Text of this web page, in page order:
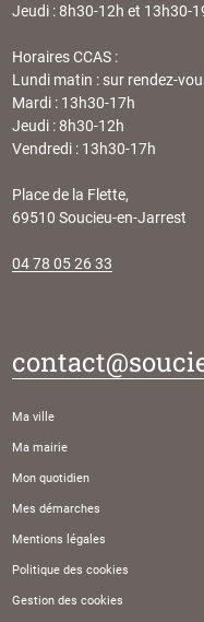
Jeudi : 8h30-12h et 13h30-
Horaires CCAS :
Lundi matin : sur rendez-
Mardi : 13h30-17h
Jeudi : 8h30-12h
Vendredi : 13h30-17h
Place de la Flette,
69510 Soucieu-en-Jarrest
04 78 05 26 33
Ma ville
Ma mairie
Mon quotidien
Mes démarches
Mentions légales
Politique des cookies
Gestion des cookies